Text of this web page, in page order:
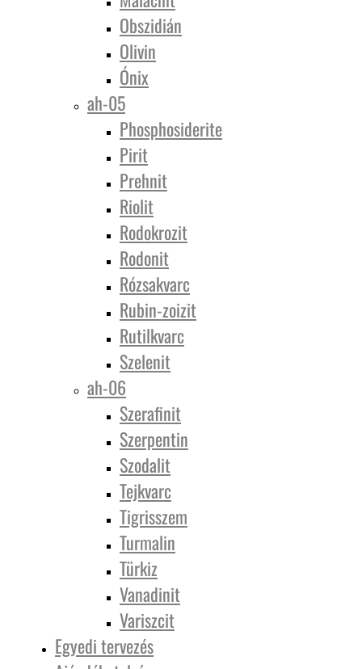
Obszidián
Olivin
Ónix
ah-05
Phosphosiderite
Pirit
Prehnit
Riolit
Rodokrozit
Rodonit
Rózsakvarc
Rubin-zoizit
Rutilkvarc
Szelenit
ah-06
Szerafinit
Szerpentin
Szodalit
Tejkvarc
Tigrisszem
Turmalin
Türkiz
Vanadinit
Variszcit
Egyedi tervezés